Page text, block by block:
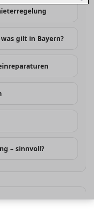
gilt in Bayern?
– sinnvoll?